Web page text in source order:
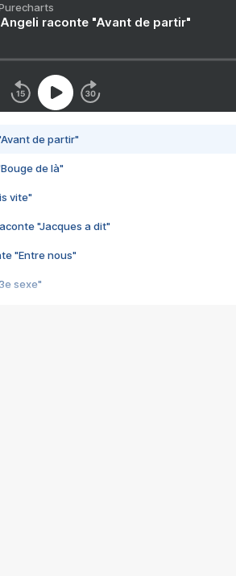
Angeli raconte "Avant de partir"
de partir"
de là"
vite"
"Jacques a dit"
"Entre nous"
sexe"